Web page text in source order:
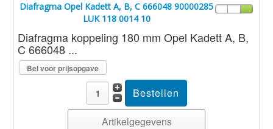
Diafragma Opel Kadett A, B, C 666048 90000285
LUK 118 0014 10
Diafragma koppeling 180 mm Opel Kadett A, B,
C 666048 ...
Bel voor prijsopgave
Artikelgegevens